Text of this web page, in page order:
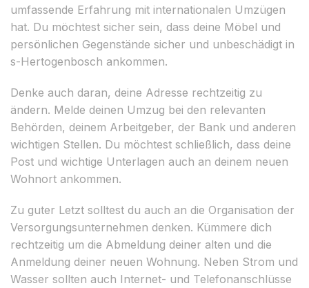
umfassende Erfahrung mit internationalen Umzügen
hat. Du möchtest sicher sein, dass deine Möbel und
persönlichen Gegenstände sicher und unbeschädigt in
s-Hertogenbosch ankommen.
Denke auch daran, deine Adresse rechtzeitig zu
ändern. Melde deinen Umzug bei den relevanten
Behörden, deinem Arbeitgeber, der Bank und anderen
wichtigen Stellen. Du möchtest schließlich, dass deine
Post und wichtige Unterlagen auch an deinem neuen
Wohnort ankommen.
Zu guter Letzt solltest du auch an die Organisation der
Versorgungsunternehmen denken. Kümmere dich
rechtzeitig um die Abmeldung deiner alten und die
Anmeldung deiner neuen Wohnung. Neben Strom und
Wasser sollten auch Internet- und Telefonanschlüsse